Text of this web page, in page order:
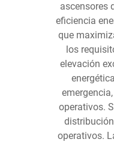
ascensores
eficiencia
que
los
elevación
operativos.
operativos.